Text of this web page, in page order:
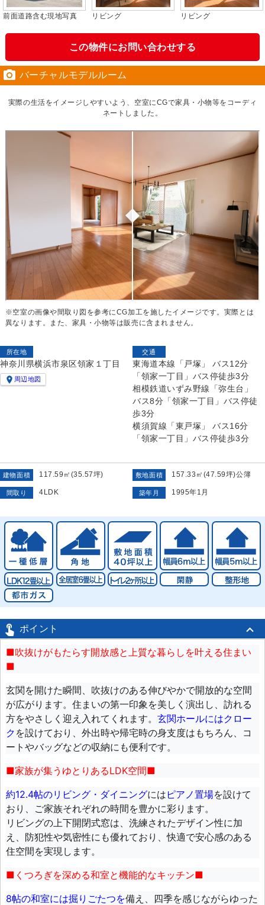
前面道路含む現地写真 リビング リビング
この物件にお問い合わせする
 バーチャルモデルルーム
実際の生活をイメージしやすいよう、空室にCGで家具・小物等をコーディ
ネートしました。
※空室の画像や間取り図を参考にCG加工を施したイメージです。実際とは
異なります。また、家具・小物等は販売に含まれません。
所在地
神奈川県横浜市泉区領家１丁目
 周辺地図
交通
東海道本線「戸塚」 バス12分
「領家一丁目」バス停徒歩3分
相模鉄道いずみ野線「弥生台」
バス8分「領家一丁目」バス停徒
歩3分
横須賀線「東戸塚」 バス16分
「領家一丁目」バス停徒歩3分
建物面積 117.59㎡(35.57坪) 敷地面積 157.33㎡(47.59坪)公簿
間取り 4LDK 築年月 1995年1月
 ポイント
■吹抜けがもたらす開放感と上質な暮らしを叶える住まい
■
玄関を開けた瞬間、吹抜けのある伸びやかで開放的な空間
が広がります。住まいの第一印象を美しく演出し、訪れる
方をやさしく迎え入れてくれます。 玄関ホールにはクロー
ク を設けており、外出時や帰宅時の身支度はもちろん、コ
ートやバッグなどの収納にも便利です。
■家族が集うゆとりあるLDK空間■
約12.4帖のリビング・ダイニングには ピアノ置場を設けて
おり、ご家族それぞれの時間を豊かに彩ります。
リビングの上下開閉式窓は、洗練されたデザイン性に加
え、防犯性や気密性にも優れており、快適で安心感のある
住空間を実現します。
■くつろぎを深める和室と機能的なキッチン■
8帖の和室には掘りごたつを備え、四季を感じながらゆった